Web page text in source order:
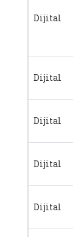
Dijital
Dijital
Dijital
Dijital
Dijital